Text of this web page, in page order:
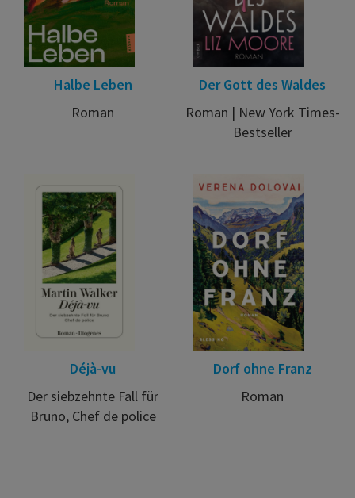
Halbe Leben
Roman
Der Gott des Waldes
Roman | New York Times-
Bestseller
Déjà-vu
Der siebzehnte Fall für
Bruno, Chef de police
Dorf ohne Franz
Roman